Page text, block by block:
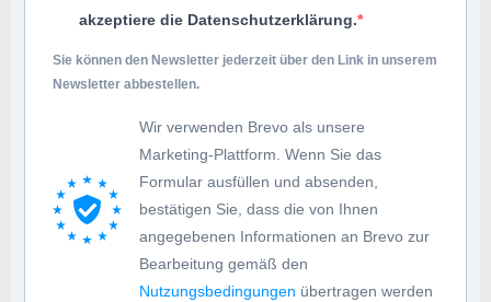
akzeptiere die Datenschutzerklärung.
Sie können den Newsletter jederzeit über den Link in unserem
Newsletter abbestellen.
Wir verwenden Brevo als unsere
Marketing-Plattform. Wenn Sie das
Formular ausfüllen und absenden,
bestätigen Sie, dass die von Ihnen
angegebenen Informationen an Brevo zur
Bearbeitung gemäß den
Nutzungsbedingungen übertragen werden